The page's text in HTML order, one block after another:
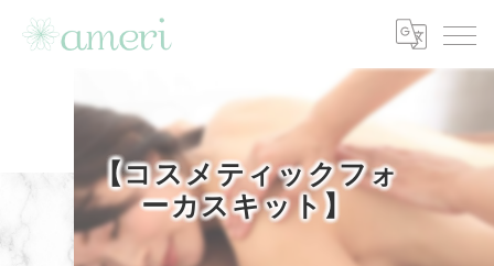
【コスメティックフォ
ーカスキット】